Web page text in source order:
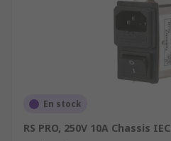
En stock
RS PRO, 250V 10A Chassis